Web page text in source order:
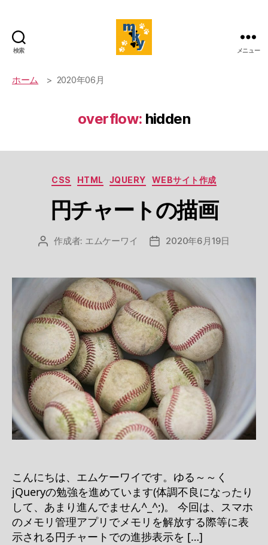
検索 メニュー
ホーム 2020年06月
overflow: hidden
カ
ゴ
CSS HTML JQUERY WEBサイト作成
円チャートの描画
投 作成者: エムケーワイ
投 2020年6月19日
こんにちは、エムケーワイです。ゆる～～く
jQueryの勉強を進めています(体調不良になったり
して、あまり進んでません^_^;)。 今回は、スマホ
のメモリ管理アプリでメモリを解放する際等に表
示される円チャートでの進捗表示を […]